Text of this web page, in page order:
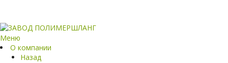
Меню
О компании
Назад